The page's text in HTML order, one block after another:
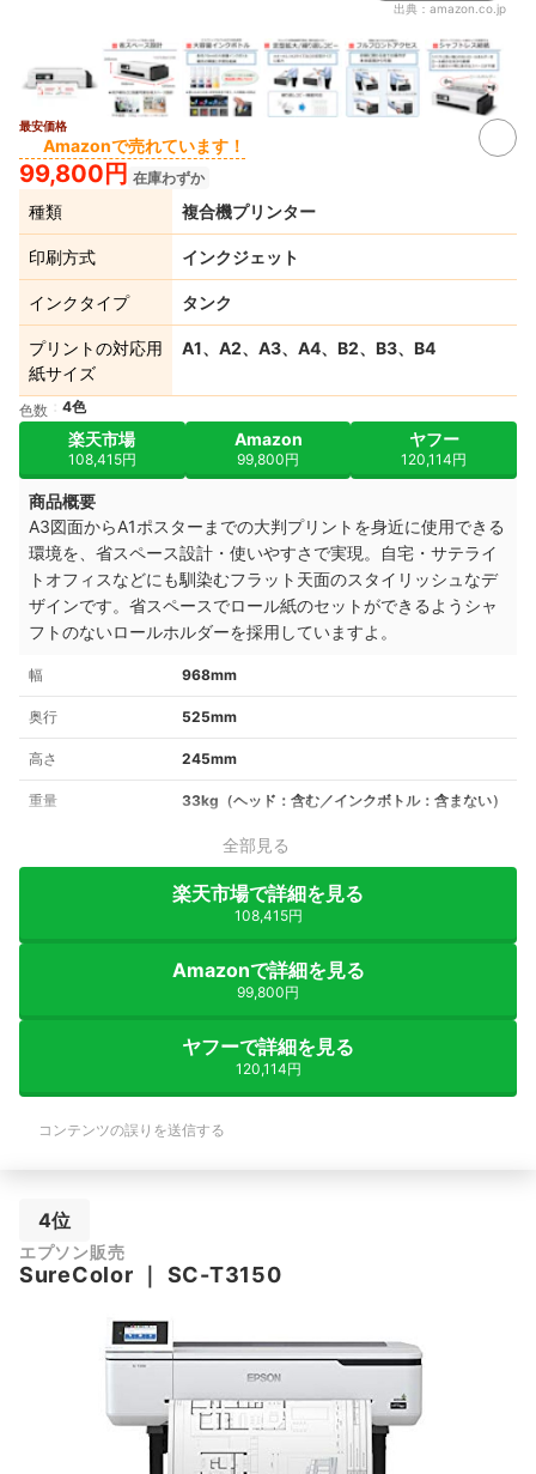
出典： amazon.co.jp
最安価格
Amazonで売れています！
99,800円 在庫わずか
種類 複合機プリンター
印刷方式 インクジェット
インクタイプ タンク
プリントの対応用
紙サイズ
A1、A2、A3、A4、B2、B3、B4
色数 4色
楽天市場
108,415円
Amazon
99,800円
ヤフー
120,114円
商品概要
A3図面からA1ポスターまでの大判プリントを身近に使用できる
環境を、省スペース設計・使いやすさで実現。自宅・サテライ
トオフィスなどにも馴染むフラット天面のスタイリッシュなデ
ザインです。省スペースでロール紙のセットができるようシャ
フトのないロールホルダーを採用していますよ。
幅 968mm
奥行 525mm
高さ 245mm
重量 33kg（ヘッド：含む／インクボトル：含まない）
全部見る
楽天市場で詳細を見る
108,415円
Amazonで詳細を見る
99,800円
ヤフーで詳細を見る
120,114円
コンテンツの誤りを送信する
4位
エプソン販売
SureColor SC-T3150